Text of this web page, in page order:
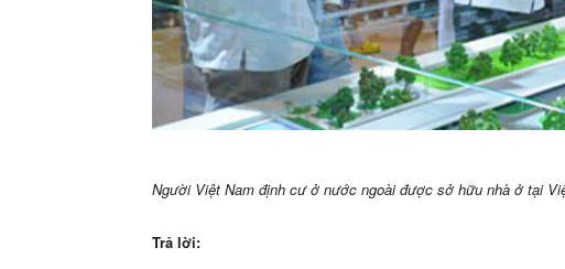
Người Việt Nam định cư ở nước ngoài được sở hữu nhà ở tại
Trả lời: